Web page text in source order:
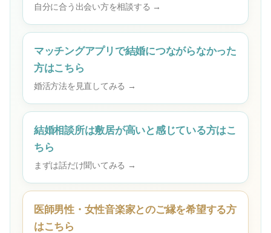
自分に合う出会い方を相談する →
マッチングアプリで結婚につながらなかった
方はこちら
婚活方法を見直してみる →
結婚相談所は敷居が高いと感じている方はこ
ちら
まずは話だけ聞いてみる →
医師男性・女性音楽家とのご縁を希望する方
はこちら